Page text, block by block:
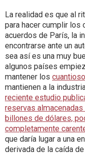
La realidad es que al
para hacer cumplir
acuerdos de París, la
encontrarse ante un
sea así es una muy
algunos países
mantener los
mantienen a la
reciente estudio
reservas
billones de dólares,
completamente
que daría lugar a una
derivada de la caída